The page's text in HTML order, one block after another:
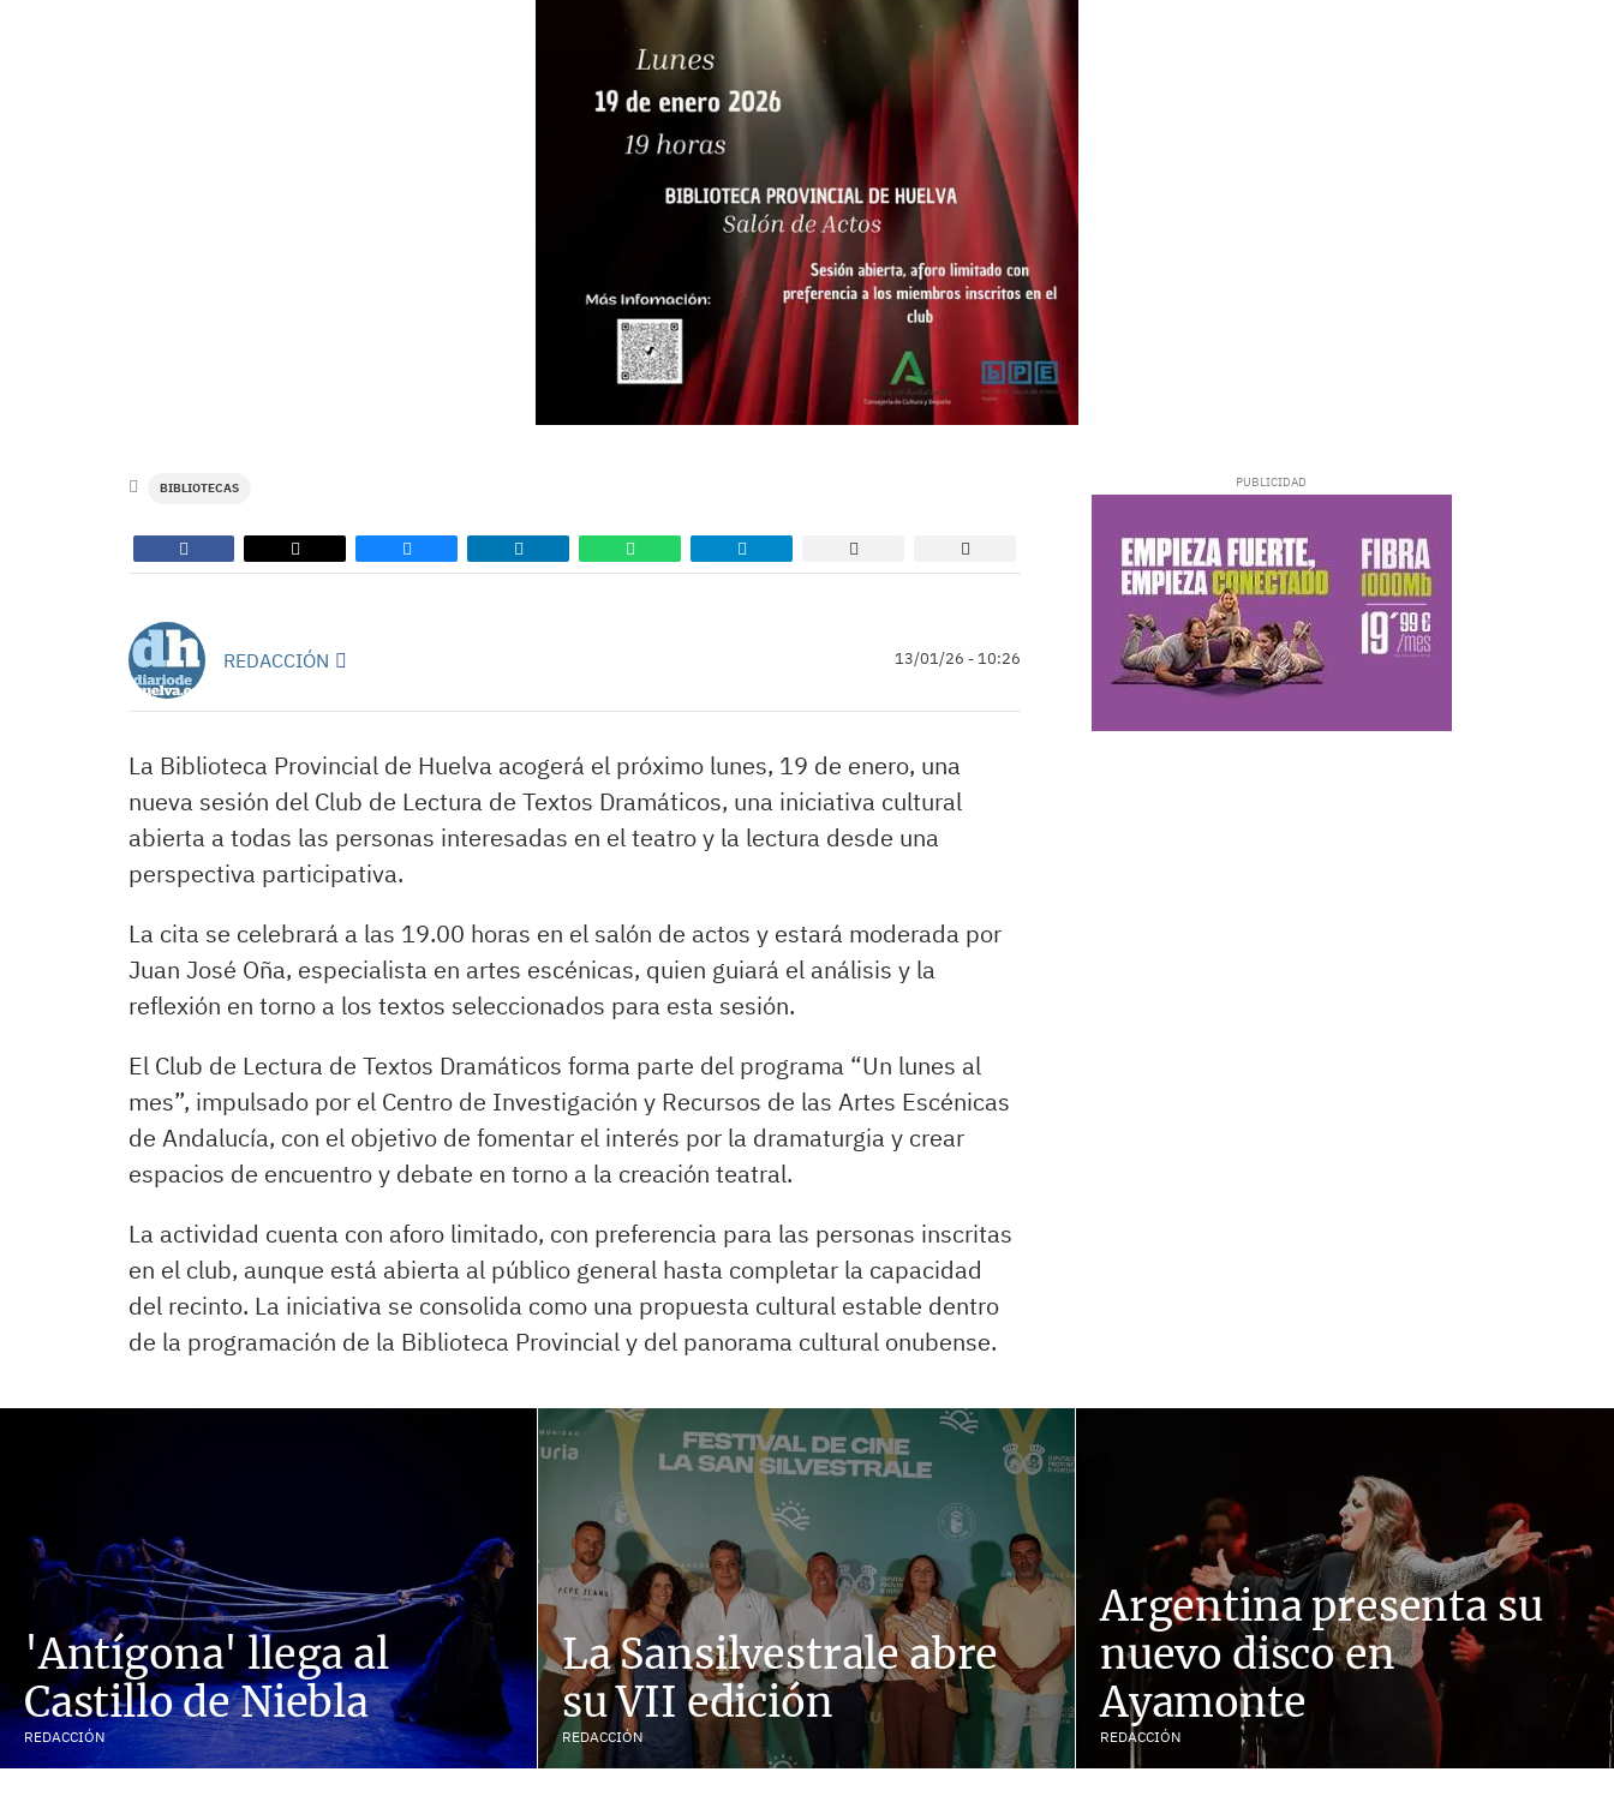
BIBLIOTECAS
REDACCIÓN 13/01/26 - 10:26
La Biblioteca Provincial de Huelva acogerá el próximo lunes, 19 de enero, una
nueva sesión del Club de Lectura de Textos Dramáticos, una iniciativa cultural
abierta a todas las personas interesadas en el teatro y la lectura desde una
perspectiva participativa.
La cita se celebrará a las 19.00 horas en el salón de actos y estará moderada por
Juan José Oña, especialista en artes escénicas, quien guiará el análisis y la
reflexión en torno a los textos seleccionados para esta sesión.
El Club de Lectura de Textos Dramáticos forma parte del programa “Un lunes al
mes”, impulsado por el Centro de Investigación y Recursos de las Artes Escénicas
de Andalucía, con el objetivo de fomentar el interés por la dramaturgia y crear
espacios de encuentro y debate en torno a la creación teatral.
La actividad cuenta con aforo limitado, con preferencia para las personas inscritas
en el club, aunque está abierta al público general hasta completar la capacidad
del recinto. La iniciativa se consolida como una propuesta cultural estable dentro
de la programación de la Biblioteca Provincial y del panorama cultural onubense.
'Antígona' llega al
Castillo de Niebla
REDACCIÓN
La Sansilvestrale abre
su VII edición
REDACCIÓN
Argentina presenta su
nuevo disco en
Ayamonte
REDACCIÓN